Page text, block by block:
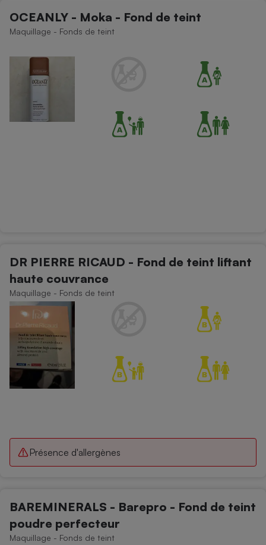
OCEANLY - Moka - Fond de teint
Maquillage - Fonds de teint
DR PIERRE RICAUD - Fond de teint liftant
haute couvrance
Maquillage - Fonds de teint
Présence d'allergènes
BAREMINERALS - Barepro - Fond de teint
poudre perfecteur
Maquillage - Fonds de teint